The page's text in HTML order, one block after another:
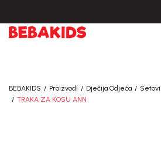
BEBAKIDS Proizvodi Dječija Odjeća Setovi
TRAKA ZA KOSU ANN